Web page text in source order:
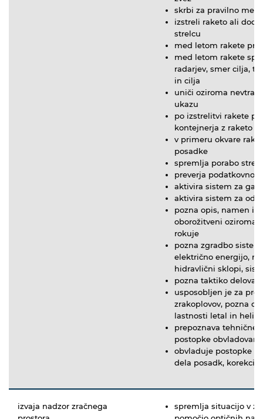
skrbi za pravilno
izstreli raketo ali
strelcu
med letom rakete
med letom rakete
radarjev, smer cilja,
in cilja
uniči oziroma
ukazu
po izstrelitvi rakete
kontejnerja z raketo
v primeru okvare
posadke
spremlja porabo
preverja podatkovno
aktivira sistem za
aktivira sistem za
pozna opis, namen
oborožitveni oziroma
rokuje
pozna zgradbo
električno energijo,
hidravlični sklopi,
pozna taktiko
usposobljen je za
zrakoplovov, pozna
lastnosti letal in
prepoznava tehnične
postopke
obvladuje postopke
dela posadk,
izvaja nadzor zračnega
spremlja situacijo v